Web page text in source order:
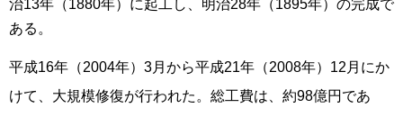
治13年（1880年）に起工し、明治28年（1895年）の完成で
ある。
平成16年（2004年）3月から平成21年（2008年）12月にか
けて、大規模修復が行われた。総工費は、約98億円 であ